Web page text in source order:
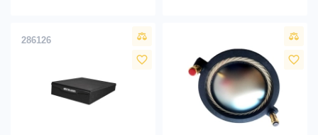
286126
favorite_border favorite_border